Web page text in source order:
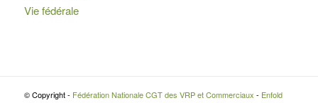
Vie fédérale
© Copyright - Fédération Nationale CGT des VRP et Commerciaux - Enfold